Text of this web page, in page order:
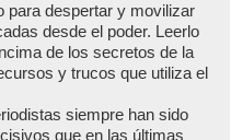
para despertar y movilizar
desde el poder. Leerlo
de los secretos de la
y trucos que utiliza el
siempre han sido
que en las últimas